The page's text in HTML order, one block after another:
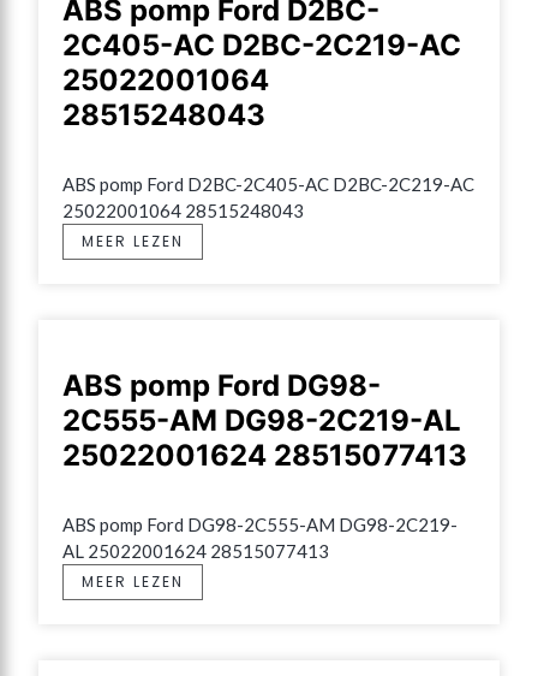
ABS pomp Ford D2BC-
2C405-AC D2BC-2C219-AC
25022001064
28515248043
ABS pomp Ford D2BC-2C405-AC D2BC-2C219-AC
25022001064 28515248043
MEER LEZEN
ABS pomp Ford DG98-
2C555-AM DG98-2C219-AL
25022001624 28515077413
ABS pomp Ford DG98-2C555-AM DG98-2C219-
AL 25022001624 28515077413
MEER LEZEN